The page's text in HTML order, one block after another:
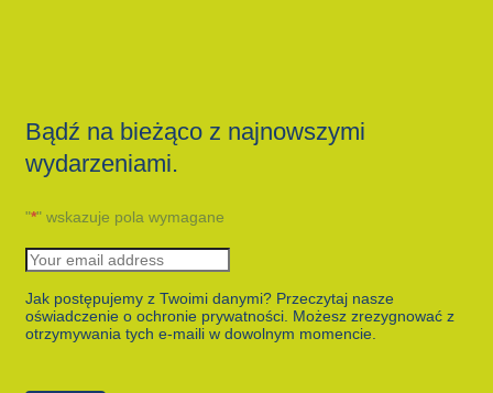
Bądź na bieżąco z najnowszymi
wydarzeniami.
"*" wskazuje pola wymagane
Jak postępujemy z Twoimi danymi? Przeczytaj nasze
oświadczenie o ochronie prywatności. Możesz zrezygnować z
otrzymywania tych e-maili w dowolnym momencie.